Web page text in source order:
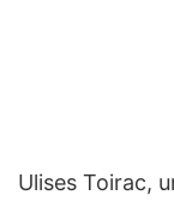
Ulises Toirac,